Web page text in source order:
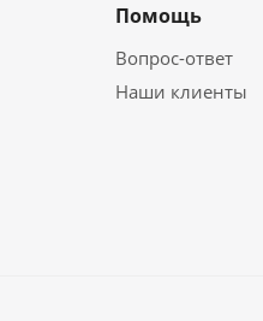
Помощь
Вопрос-ответ
Наши клиенты